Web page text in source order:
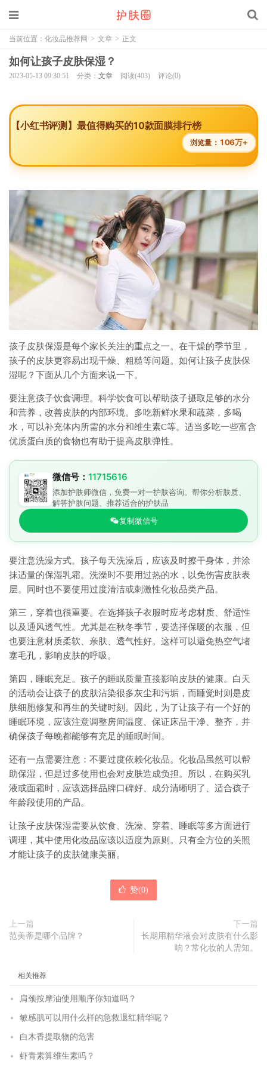
当前位置： 化妆品推荐网 > 文章 > 正文
如何让孩子皮肤保湿？
2023-05-13 09:30:51 分类： 文章 阅读(403) 评论(0)
【小红书评测】最值得购买的10款面膜排行榜
浏览量： 106万+
孩子皮肤保湿是每个家长关注的重点之一。在干燥的季节里，
孩子的皮肤更容易出现干燥、粗糙等问题。如何让孩子皮肤保
湿呢？下面从几个方面来说一下。
要注意孩子饮食调理。科学饮食可以帮助孩子摄取足够的水分
和营养，改善皮肤的内部环境。多吃新鲜水果和蔬菜，多喝
水，可以补充体内所需的水分和维生素C等。适当多吃一些富含
优质蛋白质的食物也有助于提高皮肤弹性。
微信号： 11715616
添加护肤师微信，免费一对一护肤咨询。帮你分析肤质、
解答护肤问题、推荐适合的护肤品
复制微信号
要注意洗澡方式。孩子每天洗澡后，应该及时擦干身体，并涂
抹适量的保湿乳霜。洗澡时不要用过热的水，以免伤害皮肤表
层。同时也不要使用过度清洁或刺激性化妆品类产品。
第三，穿着也很重要。在选择孩子衣服时应考虑材质、舒适性
以及通风透气性。尤其是在秋冬季节，要选择保暖的衣服，但
也要注意材质柔软、亲肤、透气性好。这样可以避免热空气堵
塞毛孔，影响皮肤的呼吸。
第四，睡眠充足。孩子的睡眠质量直接影响皮肤的健康。白天
的活动会让孩子的皮肤沾染很多灰尘和污垢，而睡觉时则是皮
肤细胞修复和再生的关键时刻。因此，为了让孩子有一个好的
睡眠环境，应该注意调整房间温度、保证床品干净、整齐，并
确保孩子每晚都能够有充足的睡眠时间。
还有一点需要注意：不要过度依赖化妆品。化妆品虽然可以帮
助保湿，但是过多使用也会对皮肤造成负担。所以，在购买乳
液或面霜时，应该选择品牌口碑好、成分清晰明了、适合孩子
年龄段使用的产品。
让孩子皮肤保湿需要从饮食、洗澡、穿着、睡眠等多方面进行
调理，其中使用化妆品应该以适度为原则。只有全方位的关照
才能让孩子的皮肤健康美丽。
赞(0)
上一篇
范美蒂是哪个品牌？
下一篇
长期用精华液会对皮肤有什么影
响？常化妆的人需知。
相关推荐
肩颈按摩油使用顺序你知道吗？
敏感肌可以用什么样的急救退红精华呢？
白木香提取物的危害
虾青素算维生素吗？